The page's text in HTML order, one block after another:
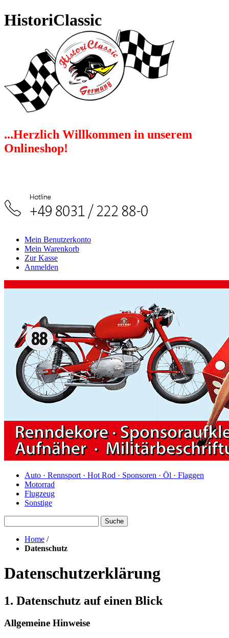
HistoriClassic
...Herzlich Willkommen in unserem
Onlineshop!
Mein Benutzerkonto
Mein Warenkorb
Zur Kasse
Anmelden
Auto · Rennsport · Hot Rod · Sponsoren · Öl · Flaggen
Motorrad
Flugzeug
Sonstige
Suche
Home /
Datenschutz
Datenschutzerklärung
1. Datenschutz auf einen Blick
Allgemeine Hinweise